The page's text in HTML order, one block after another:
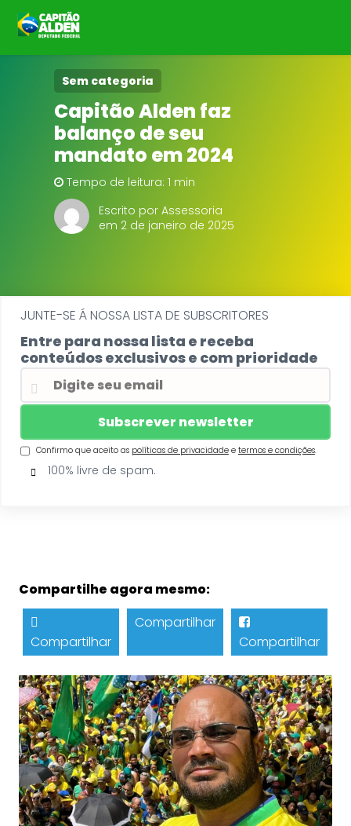
HOME
NOTÍCIAS
BIOGRAFIA
DOWNLOADS
EMENDAS
Sem categoria
Capitão Alden faz
balanço de seu
mandato em 2024
Tempo de leitura: 1 min
Escrito por Assessoria
em 2 de janeiro de 2025
JUNTE-SE Á NOSSA LISTA DE SUBSCRITORES
Entre para nossa lista e receba
conteúdos exclusivos e com prioridade
Confirmo que aceito as políticas de privacidadee termos e condições.
100% livre de spam.
Compartilhe agora mesmo:
Compartilhar
Compartilhar
Compartilhar